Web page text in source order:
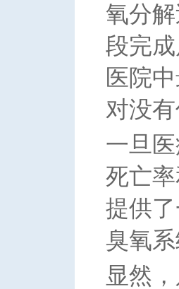
氧分
段完
医院
对没
一旦
死亡
提供
臭氧
显然